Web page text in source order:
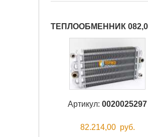
ТЕПЛООБМЕННИК
Артикул: 0020025297
82.214,00 руб.